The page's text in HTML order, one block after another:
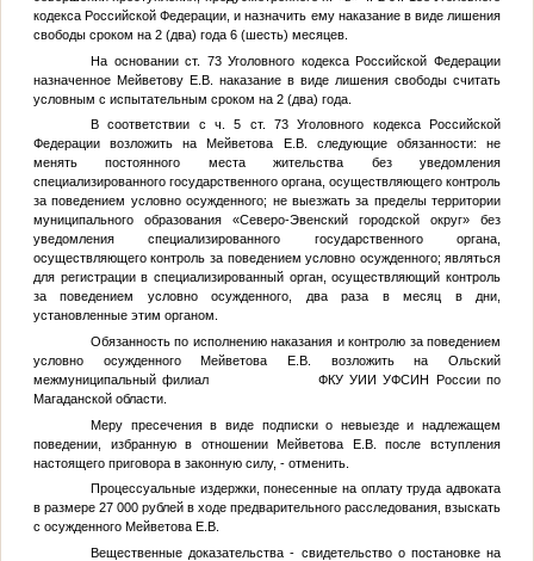
кодекса Российской Федерации, и назначить ему наказание в виде лишения
свободы сроком на 2 (два) года 6 (шесть) месяцев.
На основании ст. 73 Уголовного кодекса Российской Федерации
назначенное Мейветову Е.В. наказание в виде лишения свободы считать
условным с испытательным сроком на 2 (два) года.
В соответствии с ч. 5 ст. 73 Уголовного кодекса Российской
Федерации возложить на Мейветова Е.В. следующие обязанности: не
менять постоянного места жительства без уведомления
специализированного государственного органа, осуществляющего контроль
за поведением условно осужденного; не выезжать за пределы территории
муниципального образования «Северо-Эвенский городской округ» без
уведомления специализированного государственного органа,
осуществляющего контроль за поведением условно осужденного; являться
для регистрации в специализированный орган, осуществляющий контроль
за поведением условно осужденного, два раза в месяц в дни,
установленные этим органом.
Обязанность по исполнению наказания и контролю за поведением
условно осужденного Мейветова Е.В. возложить на Ольский
межмуниципальный филиал ФКУ УИИ УФСИН России по
Магаданской области.
Меру пресечения в виде подписки о невыезде и надлежащем
поведении, избранную в отношении Мейветова Е.В. после вступления
настоящего приговора в законную силу, - отменить.
Процессуальные издержки, понесенные на оплату труда адвоката
в размере 27 000 рублей в ходе предварительного расследования, взыскать
с осужденного Мейветова Е.В.
Вещественные доказательства - свидетельство о постановке на